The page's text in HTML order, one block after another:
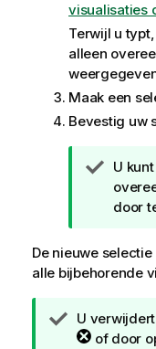
visualisaties
Terwijl u
alleen
Maak een
Bevestig uw
T
i
p
U
door
De nieuwe
alle bijbehorende
T
i
U
of door